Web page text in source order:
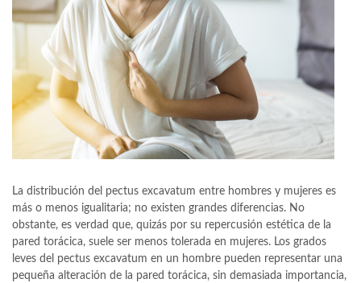
La distribución del pectus excavatum entre hombres y mujeres es
más o menos igualitaria; no existen grandes diferencias. No
obstante, es verdad que, quizás por su repercusión estética de la
pared torácica, suele ser menos tolerada en mujeres. Los grados
leves del pectus excavatum en un hombre pueden representar una
pequeña alteración de la pared torácica, sin demasiada importancia,